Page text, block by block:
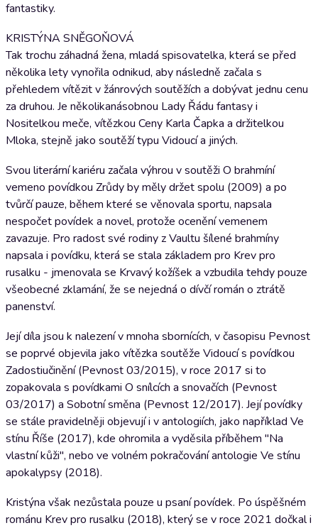
fantastiky.
KRISTÝNA SNĚGOŇOVÁ
Tak trochu záhadná žena, mladá spisovatelka, která se před
několika lety vynořila odnikud, aby následně začala s
přehledem vítězit v žánrových soutěžích a dobývat jednu cenu
za druhou. Je několikanásobnou Lady Řádu fantasy i
Nositelkou meče, vítězkou Ceny Karla Čapka a držitelkou
Mloka, stejně jako soutěží typu Vidoucí a jiných.
Svou literární kariéru začala výhrou v soutěži O brahmíní
vemeno povídkou Zrůdy by měly držet spolu (2009) a po
tvůrčí pauze, během které se věnovala sportu, napsala
nespočet povídek a novel, protože ocenění vemenem
zavazuje. Pro radost své rodiny z Vaultu šílené brahmíny
napsala i povídku, která se stala základem pro Krev pro
rusalku - jmenovala se Krvavý kožíšek a vzbudila tehdy pouze
všeobecné zklamání, že se nejedná o dívčí román o ztrátě
panenství.
Její díla jsou k nalezení v mnoha sbornících, v časopisu Pevnost
se poprvé objevila jako vítězka soutěže Vidoucí s povídkou
Zadostiučinění (Pevnost 03/2015), v roce 2017 si to
zopakovala s povídkami O snílcích a snovačích (Pevnost
03/2017) a Sobotní směna (Pevnost 12/2017). Její povídky
se stále pravidelněji objevují i v antologiích, jako například Ve
stínu Říše (2017), kde ohromila a vyděsila příběhem "Na
vlastní kůži", nebo ve volném pokračování antologie Ve stínu
apokalypsy (2018).
Kristýna však nezůstala pouze u psaní povídek. Po úspěšném
románu Krev pro rusalku (2018), který se v roce 2021 dočkal i